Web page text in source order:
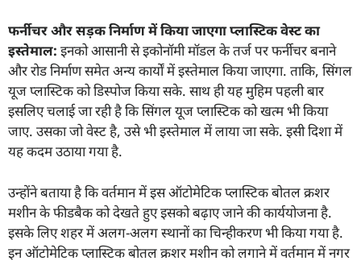
फर्नीचर और सड़क निर्माण में किया जाएगा प्लास्टिक वेस्ट का
इस्तेमाल: इनको आसानी से इकोनॉमी मॉडल के तर्ज पर फर्नीचर बनाने
और रोड निर्माण समेत अन्य कार्यों में इस्तेमाल किया जाएगा. ताकि, सिंगल
यूज प्लास्टिक को डिस्पोज किया सके. साथ ही यह मुहिम पहली बार
इसलिए चलाई जा रही है कि सिंगल यूज प्लास्टिक को खत्म भी किया
जाए. उसका जो वेस्ट है, उसे भी इस्तेमाल में लाया जा सके. इसी दिशा में
यह कदम उठाया गया है.
उन्होंने बताया है कि वर्तमान में इस ऑटोमेटिक प्लास्टिक बोतल क्रशर
मशीन के फीडबैक को देखते हुए इसको बढ़ाए जाने की कार्ययोजना है.
इसके लिए शहर में अलग-अलग स्थानों का चिन्हीकरण भी किया गया है.
इन ऑटोमेटिक प्लास्टिक बोतल क्रशर मशीन को लगाने में वर्तमान में नगर